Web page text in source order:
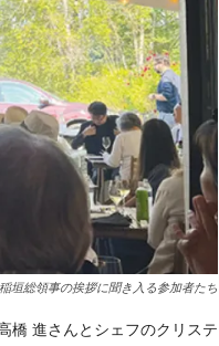
稲垣総領事の挨拶に聞き入る参加者たち
橋 進さんとシェフのクリステ